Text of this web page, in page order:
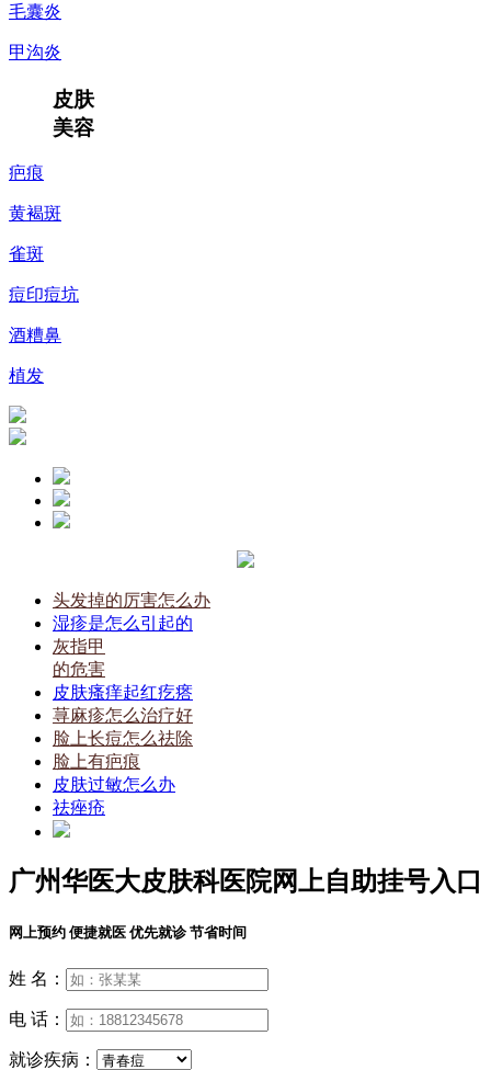
毛囊炎
甲沟炎
皮肤
美容
疤痕
黄褐斑
雀斑
痘印痘坑
酒糟鼻
植发
头发掉的厉害怎么办
湿疹是怎么引起的
灰指甲
的危害
皮肤瘙痒起红疙瘩
荨麻疹怎么治疗好
脸上长痘怎么祛除
脸上有疤痕
皮肤过敏怎么办
祛痤疮
广州华医大皮肤科医院网上自助挂号入口
网上预约 便捷就医 优先就诊 节省时间
姓 名：
电 话：
就诊疾病：